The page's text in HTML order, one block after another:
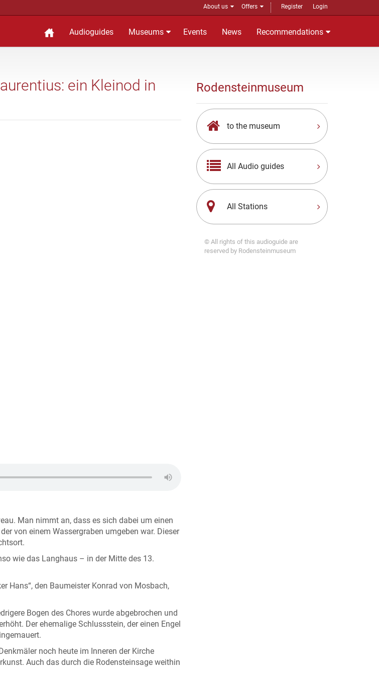
About us Offers Register Login
Audioguides Museums Events News Recommendations
ein Kleinod in
Man nimmt an, dass es sich dabei um einen
von einem Wassergraben umgeben war. Dieser
wie das Langhaus – in der Mitte des 13.
Hans“, den Baumeister Konrad von Mosbach,
Bogen des Chores wurde abgebrochen und
Der ehemalige Schlussstein, der einen Engel
noch heute im Inneren der Kirche
Auch das durch die Rodensteinsage weithin
Rodensteinmuseum
to the museum
All Audio guides
All Stations
© All rights of this audioguide are
reserved by Rodensteinmuseum